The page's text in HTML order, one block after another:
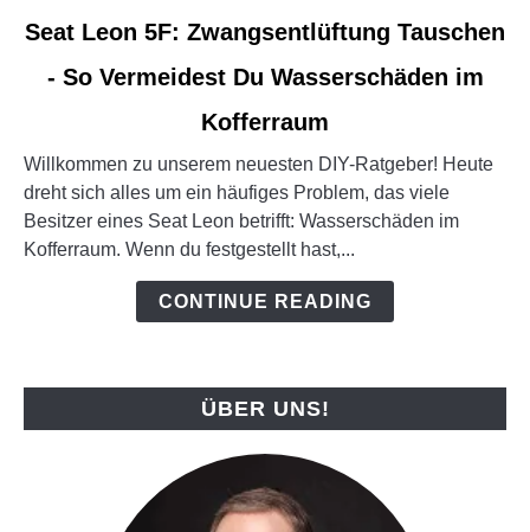
link
Seat
Zwangsentlüftung
Tauschen
-
So
Kofferraum
Seat Leon 5F: Zwangsentlüftung Tauschen
- So Vermeidest Du Wasserschäden im
Kofferraum
Willkommen zu unserem neuesten DIY-Ratgeber! Heute
dreht sich alles um ein häufiges Problem, das viele
Besitzer eines Seat Leon betrifft: Wasserschäden im
Kofferraum. Wenn du festgestellt hast,...
CONTINUE READING
ÜBER UNS!